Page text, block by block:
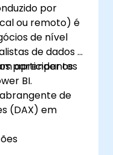
por
ou remoto) é
de nível
de dados e
aprender os
BI.
participantes
de
(DAX) em